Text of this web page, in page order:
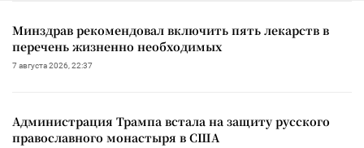
Минздрав рекомендовал включить пять лекарств в
перечень жизненно необходимых
7 августа 2026, 22:37
Администрация Трампа встала на защиту русского
православного монастыря в США